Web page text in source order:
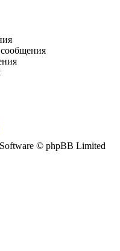
сообщения
© phpBB Limited